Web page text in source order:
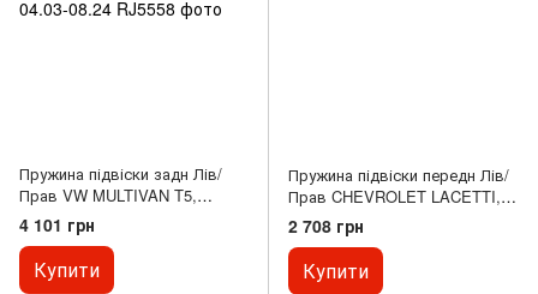
Пружина підвіски задн Лів/
Прав VW MULTIVAN T5,
MULTIVAN T6, TRANSPORTER
T5, TRANSPORTER T6,
TRANSPORTER T6 /
CARAVELLE T6 1.9D-3.2 04.03-
4 101 грн
Купити
Пружина підвіски передн Лів/
Прав CHEVROLET LACETTI,
NUBIRA; DAEWOO LACETTI,
NUBIRA 1.4-2.0D 04.97-
2 708 грн
Купити